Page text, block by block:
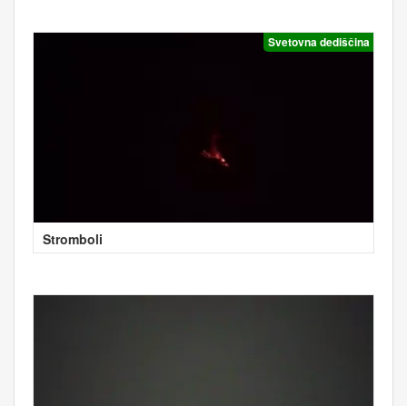
Svetovna dediščina
Stromboli